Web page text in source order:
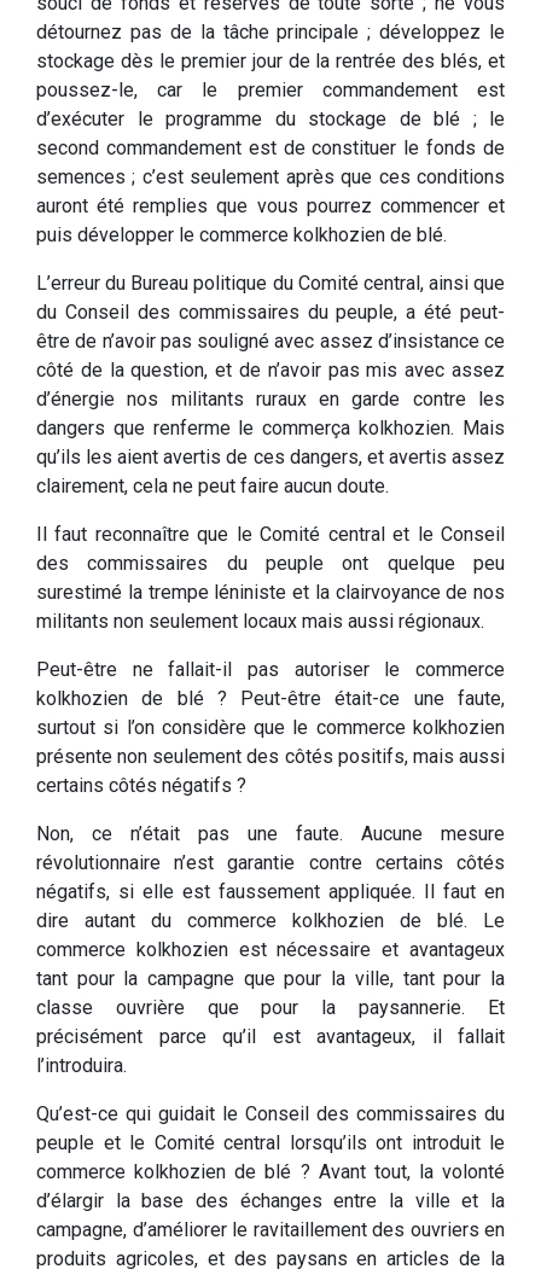
détournez pas de la tâche principale ; développez le
stockage dès le premier jour de la rentrée des blés, et
poussez-le, car le premier commandement est
d’exécuter le programme du stockage de blé ; le
second commandement est de constituer le fonds de
semences ; c’est seulement après que ces conditions
auront été remplies que vous pourrez commencer et
puis développer le commerce kolkhozien de blé.
L’erreur du Bureau politique du Comité central, ainsi que
du Conseil des commissaires du peuple, a été peut-
être de n’avoir pas souligné avec assez d’insistance ce
côté de la question, et de n’avoir pas mis avec assez
d’énergie nos militants ruraux en garde contre les
dangers que renferme le commerça kolkhozien. Mais
qu’ils les aient avertis de ces dangers, et avertis assez
clairement, cela ne peut faire aucun doute.
Il faut reconnaître que le Comité central et le Conseil
des commissaires du peuple ont quelque peu
surestimé la trempe léniniste et la clairvoyance de nos
militants non seulement locaux mais aussi régionaux.
Peut-être ne fallait-il pas autoriser le commerce
kolkhozien de blé ? Peut-être était-ce une faute,
surtout si l’on considère que le commerce kolkhozien
présente non seulement des côtés positifs, mais aussi
certains côtés négatifs ?
Non, ce n’était pas une faute. Aucune mesure
révolutionnaire n’est garantie contre certains côtés
négatifs, si elle est faussement appliquée. Il faut en
dire autant du commerce kolkhozien de blé. Le
commerce kolkhozien est nécessaire et avantageux
tant pour la campagne que pour la ville, tant pour la
classe ouvrière que pour la paysannerie. Et
précisément parce qu’il est avantageux, il fallait
l’introduira.
Qu’est-ce qui guidait le Conseil des commissaires du
peuple et le Comité central lorsqu’ils ont introduit le
commerce kolkhozien de blé ? Avant tout, la volonté
d’élargir la base des échanges entre la ville et la
campagne, d’améliorer le ravitaillement des ouvriers en
produits agricoles, et des paysans en articles de la